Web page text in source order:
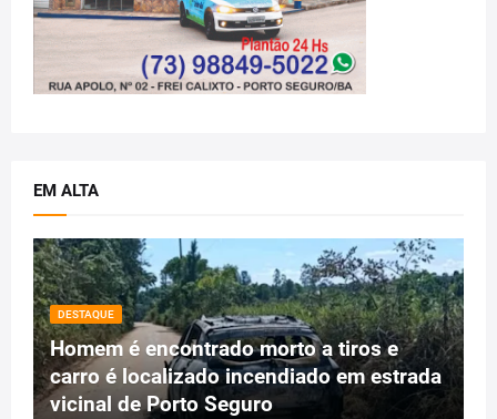
EM ALTA
DESTAQUE
Homem é encontrado morto a tiros e
carro é localizado incendiado em estrada
vicinal de Porto Seguro